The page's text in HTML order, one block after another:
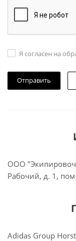
Я согласен на
ООО
Рабочий, д. 1,
Adidas Group